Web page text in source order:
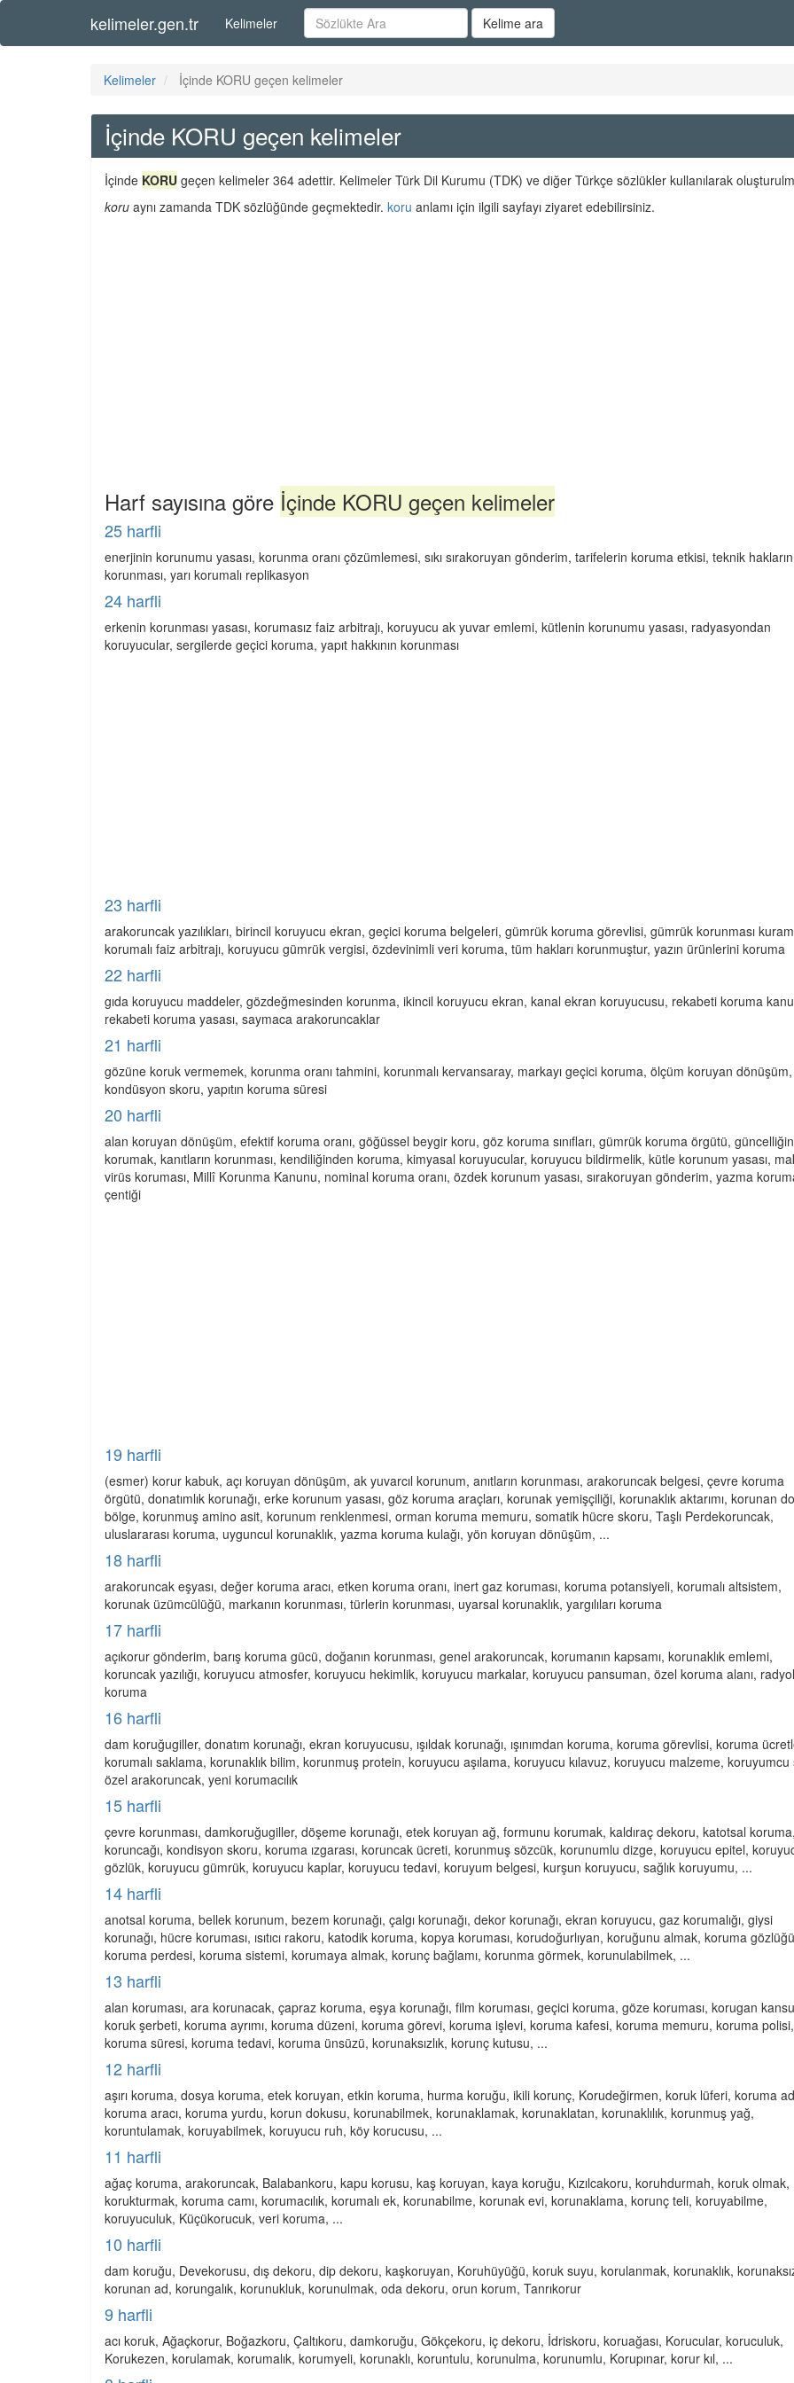
kelimeler.gen.tr Kelimeler Kelime ara
Kelimeler İçinde KORU geçen kelimeler
İçinde KORU geçen kelimeler
İçinde KORU geçen kelimeler 364 adettir. Kelimeler Türk Dil Kurumu (TDK) ve diğer Türkçe sözlükler kullanılarak
koru aynı zamanda TDK sözlüğünde geçmektedir. koru anlamı için ilgili sayfayı ziyaret edebilirsiniz.
Harf sayısına göre İçinde KORU geçen kelimeler
25 harfli
enerjinin korunumu yasası, korunma oranı çözümlemesi, sıkı sırakoruyan gönderim, tarifelerin koruma etkisi, teknik hakların
korunması, yarı korumalı replikasyon
24 harfli
erkenin korunması yasası, korumasız faiz arbitrajı, koruyucu ak yuvar emlemi, kütlenin korunumu yasası, radyasyondan
koruyucular, sergilerde geçici koruma, yapıt hakkının korunması
23 harfli
arakoruncak yazılıkları, birincil koruyucu ekran, geçici koruma belgeleri, gümrük koruma görevlisi, gümrük korunması
korumalı faiz arbitrajı, koruyucu gümrük vergisi, özdevinimli veri koruma, tüm hakları korunmuştur, yazın ürünlerini koruma
22 harfli
gıda koruyucu maddeler, gözdeğmesinden korunma, ikincil koruyucu ekran, kanal ekran koruyucusu, rekabeti koruma
rekabeti koruma yasası, saymaca arakoruncaklar
21 harfli
gözüne koruk vermemek, korunma oranı tahmini, korunmalı kervansaray, markayı geçici koruma, ölçüm koruyan
kondüsyon skoru, yapıtın koruma süresi
20 harfli
alan koruyan dönüşüm, efektif koruma oranı, göğüssel beygir koru, göz koruma sınıfları, gümrük koruma örgütü,
korumak, kanıtların korunması, kendiliğinden koruma, kimyasal koruyucular, koruyucu bildirmelik, kütle korunum yasası,
virüs koruması, Millî Korunma Kanunu, nominal koruma oranı, özdek korunum yasası, sırakoruyan gönderim, yazma
çentiği
19 harfli
(esmer) korur kabuk, açı koruyan dönüşüm, ak yuvarcıl korunum, anıtların korunması, arakoruncak belgesi, çevre koruma
örgütü, donatımlık korunağı, erke korunum yasası, göz koruma araçları, korunak yemişçiliği, korunaklık aktarımı, korunan
bölge, korunmuş amino asit, korunum renklenmesi, orman koruma memuru, somatik hücre skoru, Taşlı Perdekoruncak,
uluslararası koruma, uyguncul korunaklık, yazma koruma kulağı, yön koruyan dönüşüm, ...
18 harfli
arakoruncak eşyası, değer koruma aracı, etken koruma oranı, inert gaz koruması, koruma potansiyeli, korumalı altsistem,
korunak üzümcülüğü, markanın korunması, türlerin korunması, uyarsal korunaklık, yargılıları koruma
17 harfli
açıkorur gönderim, barış koruma gücü, doğanın korunması, genel arakoruncak, korumanın kapsamı, korunaklık emlemi,
koruncak yazılığı, koruyucu atmosfer, koruyucu hekimlik, koruyucu markalar, koruyucu pansuman, özel koruma alanı,
koruma
16 harfli
dam koruğugiller, donatım korunağı, ekran koruyucusu, ışıldak korunağı, ışınımdan koruma, koruma görevlisi, koruma
korumalı saklama, korunaklık bilim, korunmuş protein, koruyucu aşılama, koruyucu kılavuz, koruyucu malzeme, koruyumcu
özel arakoruncak, yeni korumacılık
15 harfli
çevre korunması, damkoruğugiller, döşeme korunağı, etek koruyan ağ, formunu korumak, kaldıraç dekoru, katotsal
koruncağı, kondisyon skoru, koruma ızgarası, koruncak ücreti, korunmuş sözcük, korunumlu dizge, koruyucu epitel,
gözlük, koruyucu gümrük, koruyucu kaplar, koruyucu tedavi, koruyum belgesi, kurşun koruyucu, sağlık koruyumu, ...
14 harfli
anotsal koruma, bellek korunum, bezem korunağı, çalgı korunağı, dekor korunağı, ekran koruyucu, gaz korumalığı, giysi
korunağı, hücre koruması, ısıtıcı rakoru, katodik koruma, kopya koruması, korudoğurlıyan, koruğunu almak, koruma
koruma perdesi, koruma sistemi, korumaya almak, korunç bağlamı, korunma görmek, korunulabilmek, ...
13 harfli
alan koruması, ara korunacak, çapraz koruma, eşya korunağı, film koruması, geçici koruma, göze koruması, korugan
koruk şerbeti, koruma ayrımı, koruma düzeni, koruma görevi, koruma işlevi, koruma kafesi, koruma memuru, koruma polisi,
koruma süresi, koruma tedavi, koruma ünsüzü, korunaksızlık, korunç kutusu, ...
12 harfli
aşırı koruma, dosya koruma, etek koruyan, etkin koruma, hurma koruğu, ikili korunç, Korudeğirmen, koruk lüferi, koruma
koruma aracı, koruma yurdu, korun dokusu, korunabilmek, korunaklamak, korunaklatan, korunaklılık, korunmuş yağ,
koruntulamak, koruyabilmek, koruyucu ruh, köy korucusu, ...
11 harfli
ağaç koruma, arakoruncak, Balabankoru, kapu korusu, kaş koruyan, kaya koruğu, Kızılcakoru, koruhdurmah, koruk olmak,
korukturmak, koruma camı, korumacılık, korumalı ek, korunabilme, korunak evi, korunaklama, korunç teli, koruyabilme,
koruyuculuk, Küçükorucuk, veri koruma, ...
10 harfli
dam koruğu, Devekorusu, dış dekoru, dip dekoru, kaşkoruyan, Koruhüyüğü, koruk suyu, korulanmak, korunaklık,
korunan ad, korungalık, korunukluk, korunulmak, oda dekoru, orun korum, Tanrıkorur
9 harfli
acı koruk, Ağaçkorur, Boğazkoru, Çaltıkoru, damkoruğu, Gökçekoru, iç dekoru, İdriskoru, koruağası, Korucular, koruculuk,
Korukezen, korulamak, korumalık, korumyeli, korunaklı, koruntulu, korunulma, korunumlu, Korupınar, korur kıl, ...